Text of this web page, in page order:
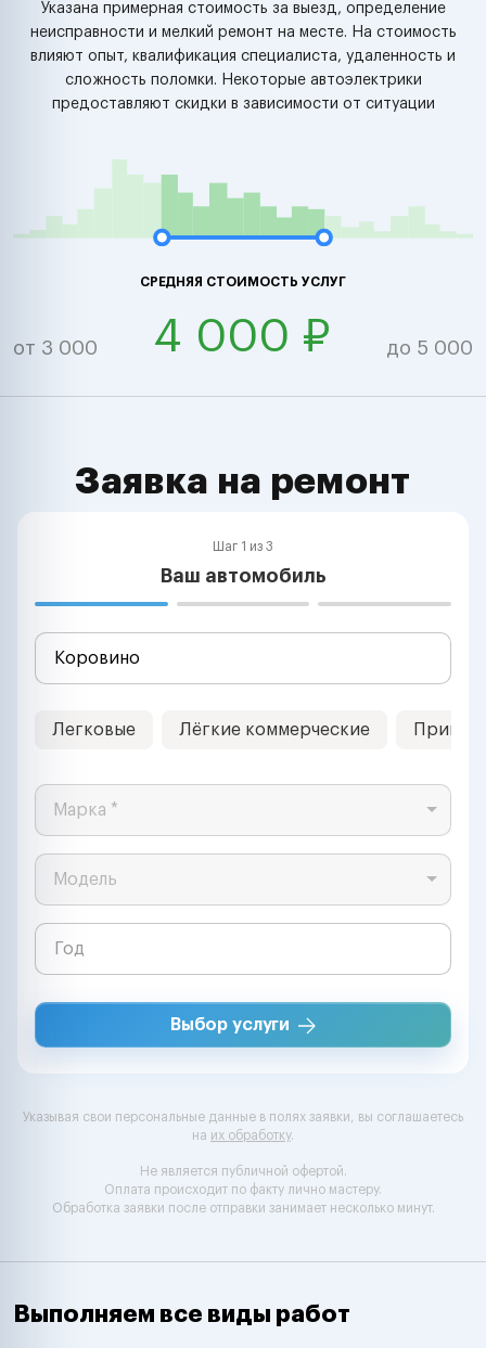
Указана примерная стоимость за выезд, определение
неисправности и мелкий ремонт на месте. На стоимость
влияют опыт, квалификация специалиста, удаленность и
сложность поломки. Некоторые автоэлектрики
предоставляют скидки в зависимости от ситуации
СРЕДНЯЯ СТОИМОСТЬ УСЛУГ
от 3 000 4 000 ₽ до 5 000
Заявка на ремонт
Шаг 1 из 3
Ваш автомобиль
Легковые Лёгкие коммерческие
Марка *
Модель
Выбор услуги
Указывая свои персональные данные в полях заявки, вы соглашаетесь
на их обработку.
Не является публичной офертой.
Оплата происходит по факту лично мастеру.
Обработка заявки после отправки занимает несколько минут.
Выполняем все виды работ